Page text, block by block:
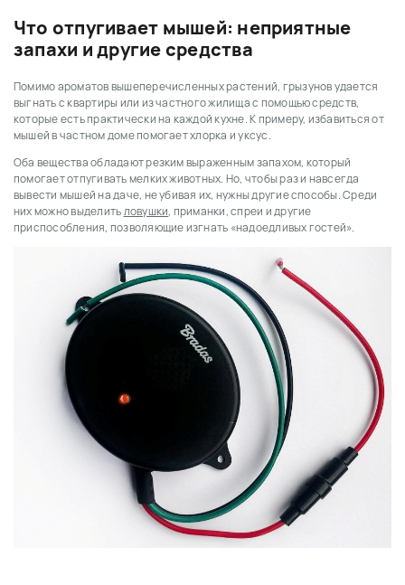
Что отпугивает мышей: неприятные
запахи и другие средства
Помимо ароматов вышеперечисленных растений, грызунов удается
выгнать с квартиры или из частного жилища с помощью средств,
которые есть практически на каждой кухне. К примеру, избавиться от
мышей в частном доме помогает хлорка и уксус.
Оба вещества обладают резким выраженным запахом, который
помогает отпугивать мелких животных. Но, чтобы раз и навсегда
вывести мышей на даче, не убивая их, нужны другие способы. Среди
них можно выделитьловушки, приманки, спреи и другие
приспособления, позволяющие изгнать «надоедливых гостей».